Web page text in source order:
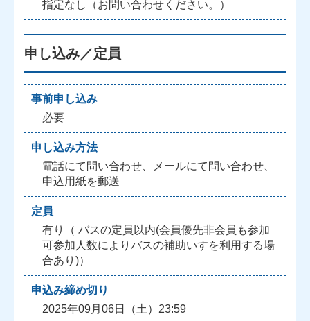
指定なし（お問い合わせください。）
申し込み／定員
事前申し込み
必要
申し込み方法
電話にて問い合わせ、メールにて問い合わせ、
申込用紙を郵送
定員
有り（ バスの定員以内(会員優先非会員も参加
可参加人数によりバスの補助いすを利用する場
合あり)）
申込み締め切り
2025年09月06日（土）23:59